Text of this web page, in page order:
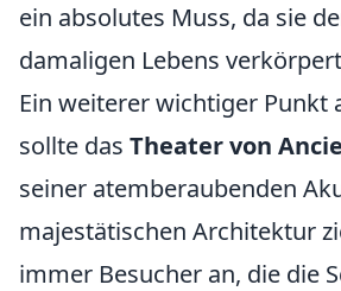
ein absolutes Muss, da sie
damaligen Lebens
Ein weiterer wichtiger Punkt
sollte das Theater von
seiner atemberaubenden
majestätischen Architektur
immer Besucher an, die die